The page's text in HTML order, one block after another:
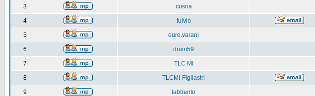
3 cusna
4 fulvio
5 euro.varani
6 drum59
7 TLC MI
8 TLCMI-Figliastri
9 labtrento